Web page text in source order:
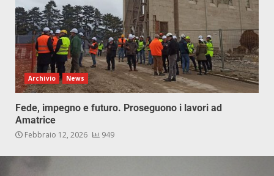
Archivio News
Fede, impegno e futuro. Proseguono i lavori ad
Amatrice
Febbraio 12, 2026 949